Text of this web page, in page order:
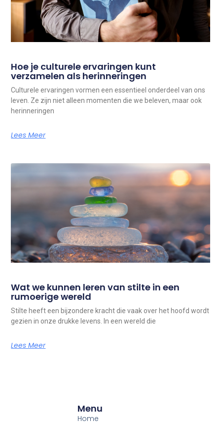
Hoe je culturele ervaringen kunt
verzamelen als herinneringen
Culturele ervaringen vormen een essentieel onderdeel van ons
leven. Ze zijn niet alleen momenten die we beleven, maar ook
herinneringen
Lees Meer
Wat we kunnen leren van stilte in een
rumoerige wereld
Stilte heeft een bijzondere kracht die vaak over het hoofd wordt
gezien in onze drukke levens. In een wereld die
Lees Meer
Menu
Home